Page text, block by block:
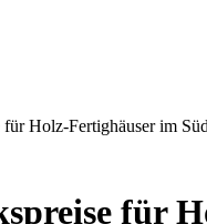
für Holz-Fertighäuser im
für